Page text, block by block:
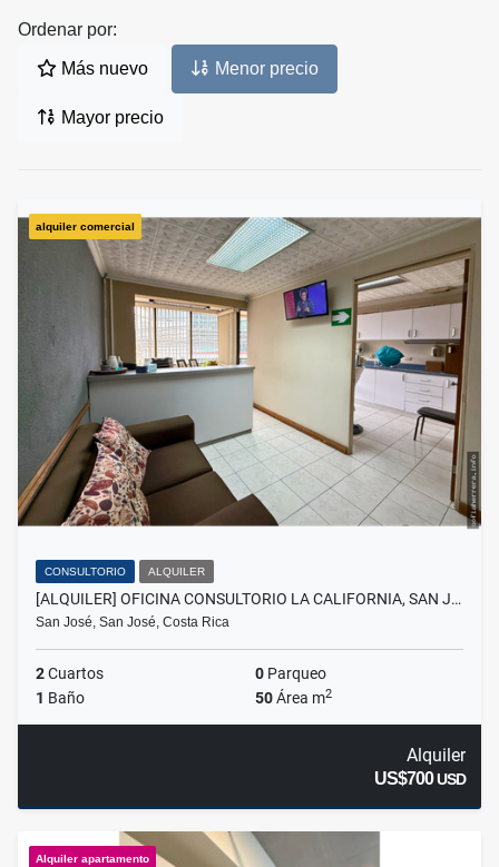
Ordenar por:
Más nuevo Menor precio
Mayor precio
alquiler comercial
CONSULTORIO ALQUILER
[ALQUILER] OFICINA CONSULTORIO LA CALIFORNIA, SAN J…
San José, San José, Costa Rica
2Cuartos 0 Parqueo
1 Baño 50Área m2
Alquiler
US$700USD
Alquiler apartamento